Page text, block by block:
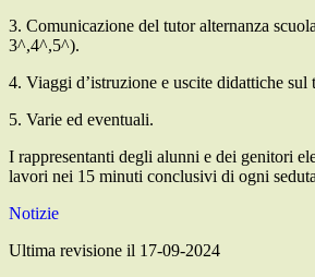
3. Comunicazione del tutor alternanza
3^,4^,5^).
4. Viaggi d’istruzione e uscite didattiche sul
5. Varie ed eventuali.
I rappresentanti degli alunni e dei genitori
lavori nei 15 minuti conclusivi di ogni
Notizie
Ultima revisione il 17-09-2024